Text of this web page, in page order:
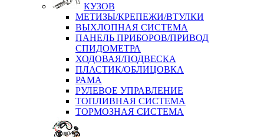
КУЗОВ
МЕТИЗЫ/КРЕПЕЖИ/ВТУЛКИ
ВЫХЛОПНАЯ СИСТЕМА
ПАНЕЛЬ ПРИБОРОВ/ПРИВОД
СПИДОМЕТРА
ХОДОВАЯ/ПОДВЕСКА
ПЛАСТИК/ОБЛИЦОВКА
РАМА
РУЛЕВОЕ УПРАВЛЕНИЕ
ТОПЛИВНАЯ СИСТЕМА
ТОРМОЗНАЯ СИСТЕМА